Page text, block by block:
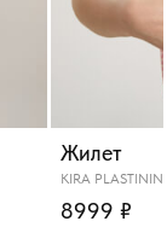
Жилет
KIRA
8999 ₽